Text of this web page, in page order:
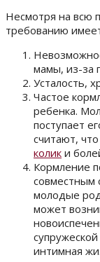
Несмотря на всю
требованию
мамы, из-за
Усталость,
Частое
ребенка.
поступает
считают,
колик и
Кормление
молодые
может
интимная